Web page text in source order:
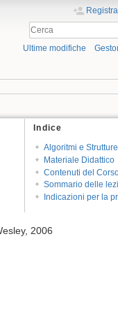
Ultime modifiche
Indice
Algoritmi e
Materiale Didattico
Contenuti del
Sommario delle
Indicazioni per la
2006